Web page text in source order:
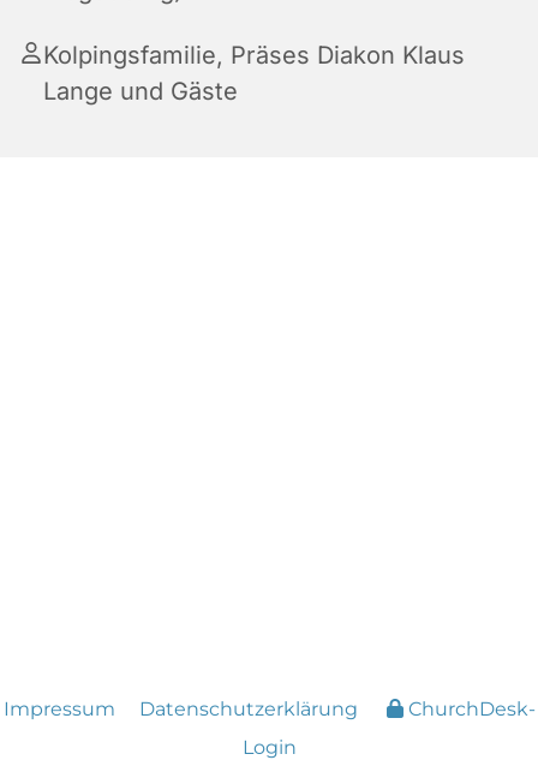
Kolpingsfamilie, Präses Diakon Klaus
Lange und Gäste
Impressum Datenschutzerklärung
ChurchDesk-
Login